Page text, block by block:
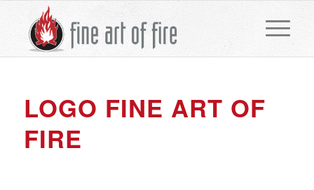
LOGO FINE ART OF
FIRE